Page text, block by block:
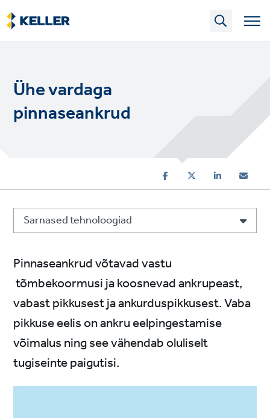
Skip
to
main
Ühe vardaga
pinnaseankrud
Sarnased tehnoloogiad
Pinnaseankrud võtavad vastu
tõmbekoormusi ja koosnevad ankrupeast,
vabast pikkusest ja ankurduspikkusest. Vaba
pikkuse eelis on ankru eelpingestamise
võimalus ning see vähendab oluliselt
tugiseinte paigutisi.